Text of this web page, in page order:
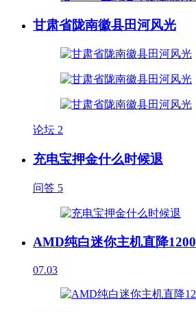
甘肃省陇南徽县田河风光
论坛 2
充电宝押金什么时候退
问答 5
AMD纯白迷你主机直降1200
07.03